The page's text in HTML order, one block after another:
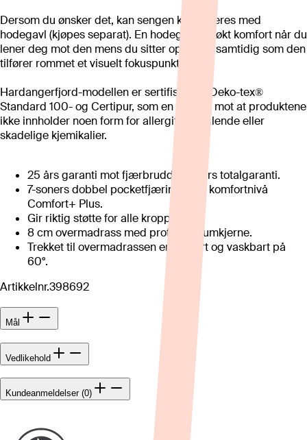
Dersom du ønsker det, kan sengen kombineres med
hodegavl (kjøpes separat). En hodegavl gir økt komfort når du
lener deg mot den mens du sitter oppreist, samtidig som den
tilfører rommet et visuelt fokuspunkt.
Hardangerfjord-modellen er sertifisert av Oeko-tex®
Standard 100- og Certipur, som en garanti mot at produktene
ikke innholder noen form for allergifremkallende eller
skadelige kjemikalier.
25 års garanti mot fjærbrudd og 5 års totalgaranti.
7-soners dobbel pocketfjæring med komfortnivå
Comfort+ Plus.
Gir riktig støtte for alle kroppstyper.
8 cm overmadrass med profilert skumkjerne.
Trekket til overmadrassen er delbart og vaskbart på
60°.
Artikkelnr.398692
Mål
Vedlikehold
Kundeanmeldelser (0)